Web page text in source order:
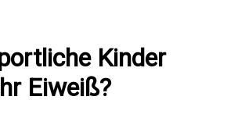
Kinder
Eiweiß?